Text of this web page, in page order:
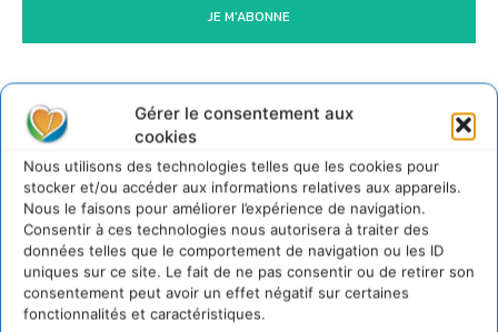
Gérer le consentement aux
cookies
Nous utilisons des technologies telles que les cookies pour
stocker et/ou accéder aux informations relatives aux appareils.
Nous le faisons pour améliorer l’expérience de navigation.
Consentir à ces technologies nous autorisera à traiter des
données telles que le comportement de navigation ou les ID
uniques sur ce site. Le fait de ne pas consentir ou de retirer son
consentement peut avoir un effet négatif sur certaines
fonctionnalités et caractéristiques.
JE M'ABONNE